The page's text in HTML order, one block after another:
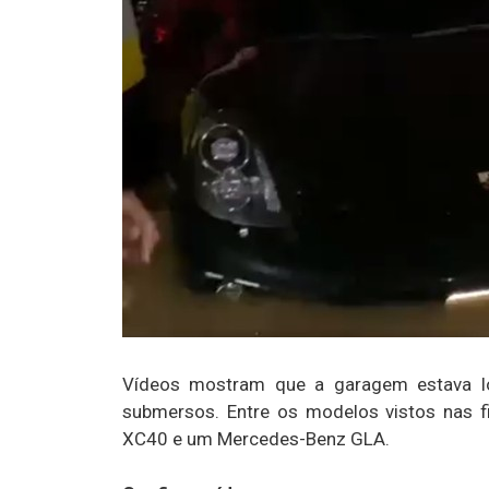
Vídeos mostram que a garagem estava
submersos. Entre os modelos vistos nas
XC40 e um Mercedes-Benz GLA.